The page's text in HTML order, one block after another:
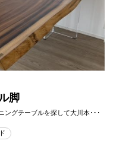
脚
ングテーブルを探して大川本･･･